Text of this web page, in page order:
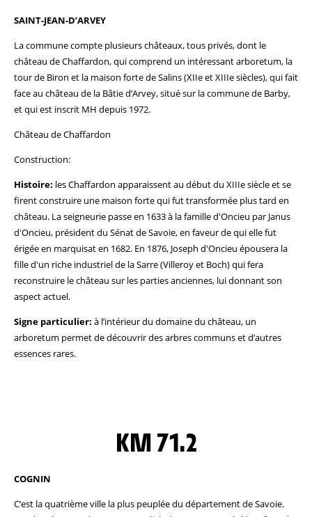
SAINT-JEAN-D’ARVEY
La commune compte plusieurs châteaux, tous privés, dont le
château de Chaffardon, qui comprend un intéressant arboretum, la
tour de Biron et la maison forte de Salins (XIIe et XIIIe siècles), qui fait
face au château de la Bâtie d’Arvey, situé sur la commune de Barby,
et qui est inscrit MH depuis 1972.
Château de Chaffardon
Construction:
Histoire: les Chaffardon apparaissent au début du XIIIe siècle et se
firent construire une maison forte qui fut transformée plus tard en
château. La seigneurie passe en 1633 à la famille d'Oncieu par Janus
d'Oncieu, président du Sénat de Savoie, en faveur de qui elle fut
érigée en marquisat en 1682. En 1876, Joseph d'Oncieu épousera la
fille d'un riche industriel de la Sarre (Villeroy et Boch) qui fera
reconstruire le château sur les parties anciennes, lui donnant son
aspect actuel.
Signe particulier: à l’intérieur du domaine du château, un
arboretum permet de découvrir des arbres communs et d’autres
essences rares.
KM 71.2
COGNIN
C’est la quatrième ville la plus peuplée du département de Savoie.